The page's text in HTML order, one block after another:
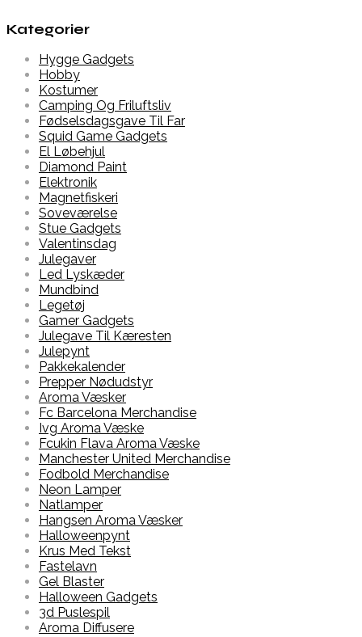
Kategorier
Hygge Gadgets
Hobby
Kostumer
Camping Og Friluftsliv
Fødselsdagsgave Til Far
Squid Game Gadgets
El Løbehjul
Diamond Paint
Elektronik
Magnetfiskeri
Soveværelse
Stue Gadgets
Valentinsdag
Julegaver
Led Lyskæder
Mundbind
Legetøj
Gamer Gadgets
Julegave Til Kæresten
Julepynt
Pakkekalender
Prepper Nødudstyr
Aroma Væsker
Fc Barcelona Merchandise
Ivg Aroma Væske
Fcukin Flava Aroma Væske
Manchester United Merchandise
Fodbold Merchandise
Neon Lamper
Natlamper
Hangsen Aroma Væsker
Halloweenpynt
Krus Med Tekst
Fastelavn
Gel Blaster
Halloween Gadgets
3d Puslespil
Aroma Diffusere